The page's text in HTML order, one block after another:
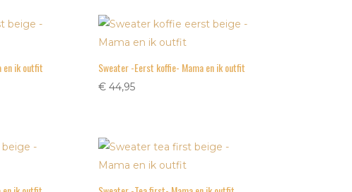
en ik outfit Sweater -Eerst koffie- Mama en ik outfit
€ 44,95